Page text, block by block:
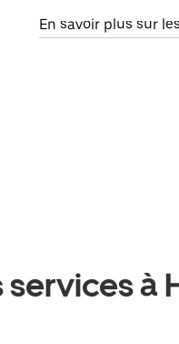
En savoir plus sur
à